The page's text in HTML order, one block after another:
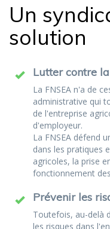
Un
solution
Lutter contre
La FNSEA n'a de
administrative qui
de l'entreprise
d'employeur.
La FNSEA défend
dans les pratiques
agricoles, la prise
fonctionnement
Prévenir les
Toutefois, au-delà
les risques dans